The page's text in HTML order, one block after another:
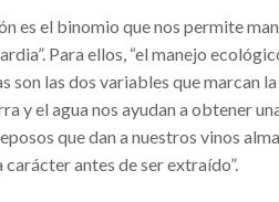
es el binomio que nos permite
Para ellos, “el manejo
las dos variables que marcan
y el agua nos ayudan a obtener
que dan a nuestros vinos
antes de ser extraído”.